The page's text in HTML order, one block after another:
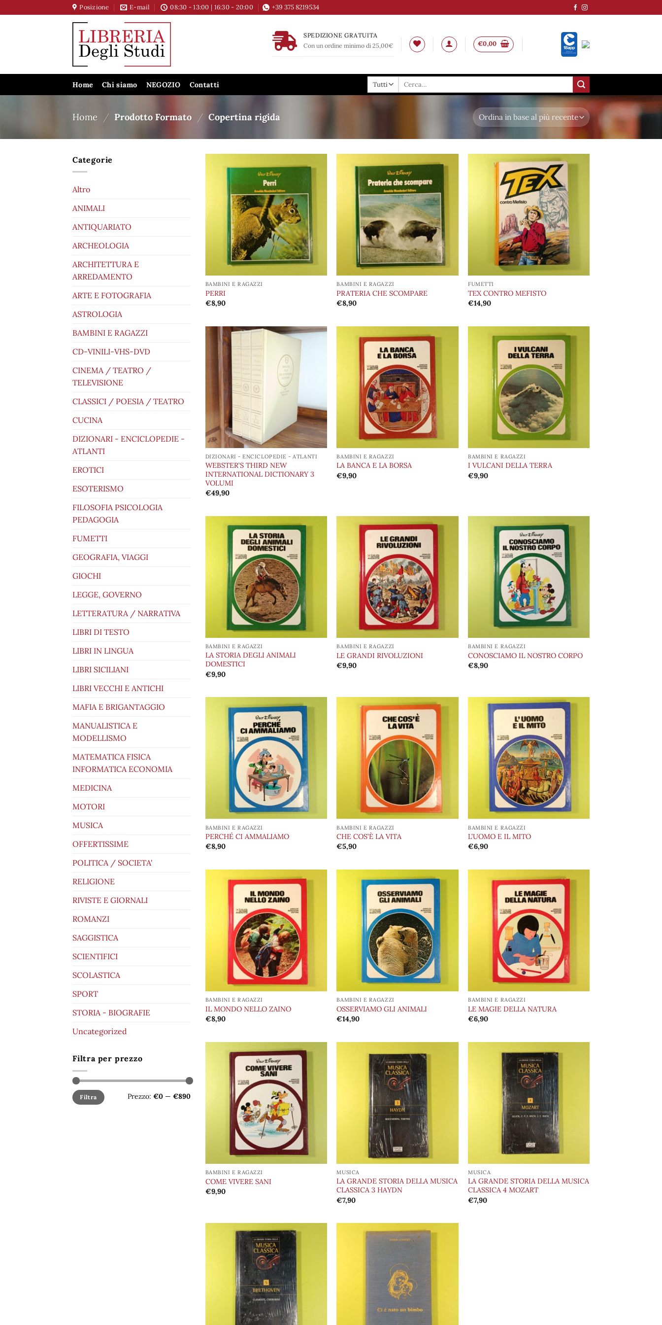
ai
Posizione E-mail 08:30 - 13:00 | 16:30 - 20:00 +39 375 8219534
SPEDIZIONE GRATUITA
Con un ordine minimo di 25,00€
€0,00
Home Chi siamo NEGOZIO Contatti Cerca:
Home / Prodotto Formato / Copertina rigida
Categorie
Altro
ANIMALI
ANTIQUARIATO
ARCHEOLOGIA
ARCHITETTURA E
ARREDAMENTO
ARTE E FOTOGRAFIA
ASTROLOGIA
BAMBINI E RAGAZZI
CD-VINILI-VHS-DVD
CINEMA / TEATRO /
TELEVISIONE
CLASSICI / POESIA / TEATRO
CUCINA
DIZIONARI - ENCICLOPEDIE -
ATLANTI
EROTICI
ESOTERISMO
FILOSOFIA PSICOLOGIA
PEDAGOGIA
FUMETTI
GEOGRAFIA, VIAGGI
GIOCHI
LEGGE, GOVERNO
LETTERATURA / NARRATIVA
LIBRI DI TESTO
LIBRI IN LINGUA
LIBRI SICILIANI
LIBRI VECCHI E ANTICHI
MAFIA E BRIGANTAGGIO
MANUALISTICA E
MODELLISMO
MATEMATICA FISICA
INFORMATICA ECONOMIA
MEDICINA
MOTORI
MUSICA
OFFERTISSIME
POLITICA / SOCIETA'
RELIGIONE
RIVISTE E GIORNALI
ROMANZI
SAGGISTICA
SCIENTIFICI
SCOLASTICA
SPORT
STORIA - BIOGRAFIE
Uncategorized
Filtra per prezzo
Prezzo
Min
Prezzo
MaxFiltra Prezzo: €0 — €890
dei
desideri
BAMBINI E RAGAZZI
PERRI
€8,90
Aggiungi
dei
desideri
BAMBINI E RAGAZZI
PRATERIA CHE SCOMPARE
€8,90
Aggiungi
alla lista
dei
desideri
FUMETTI
TEX CONTRO MEFISTO
€14,90
DIZIONARI - ENCICLOPEDIE - ATLANTI
WEBSTER’S THIRD NEW
INTERNATIONAL DICTIONARY 3
VOLUMI
€49,90
desideri
BAMBINI E RAGAZZI
LA BANCA E LA BORSA
€9,90
BAMBINI E RAGAZZI
I VULCANI DELLA TERRA
€9,90
BAMBINI E RAGAZZI
LA STORIA DEGLI ANIMALI
DOMESTICI
€9,90
Aggiungi
BAMBINI E RAGAZZI
LE GRANDI RIVOLUZIONI
€9,90
Aggiungi
BAMBINI E RAGAZZI
CONOSCIAMO IL NOSTRO CORPO
€8,90
BAMBINI E RAGAZZI
PERCHÉ CI AMMALIAMO
€8,90
BAMBINI E RAGAZZI
CHE COS’È LA VITA
€5,90
BAMBINI E RAGAZZI
L’UOMO E IL MITO
€6,90
BAMBINI E RAGAZZI
IL MONDO NELLO ZAINO
€8,90
BAMBINI E RAGAZZI
OSSERVIAMO GLI ANIMALI
€14,90
BAMBINI E RAGAZZI
LE MAGIE DELLA NATURA
€6,90
desideri
BAMBINI E RAGAZZI
COME VIVERE SANI
€9,90
MUSICA
LA GRANDE STORIA DELLA MUSICA
CLASSICA 3 HAYDN
€7,90
MUSICA
LA GRANDE STORIA DELLA MUSICA
CLASSICA 4 MOZART
€7,90